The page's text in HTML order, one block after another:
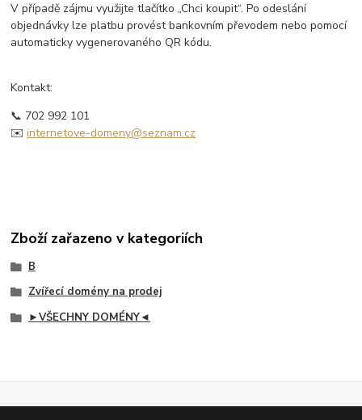
V případě zájmu využijte tlačítko „Chci koupit“. Po odeslání
objednávky lze platbu provést bankovním převodem nebo pomocí
automaticky vygenerovaného QR kódu.
Kontakt:
📞 702 992 101
✉️internetove-domeny@seznam.cz
Zboží zařazeno v kategoriích
B
Zvířecí domény na prodej
►VŠECHNY DOMÉNY◄